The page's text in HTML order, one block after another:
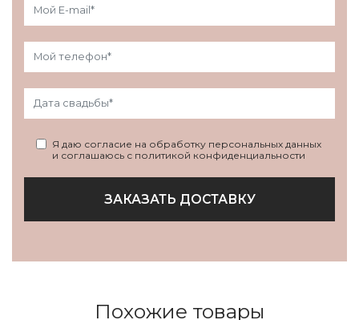
Я даю согласие на обработку персональных данных
и соглашаюсь с политикой конфиденциальности
ЗАКАЗАТЬ ДОСТАВКУ
Похожие товары